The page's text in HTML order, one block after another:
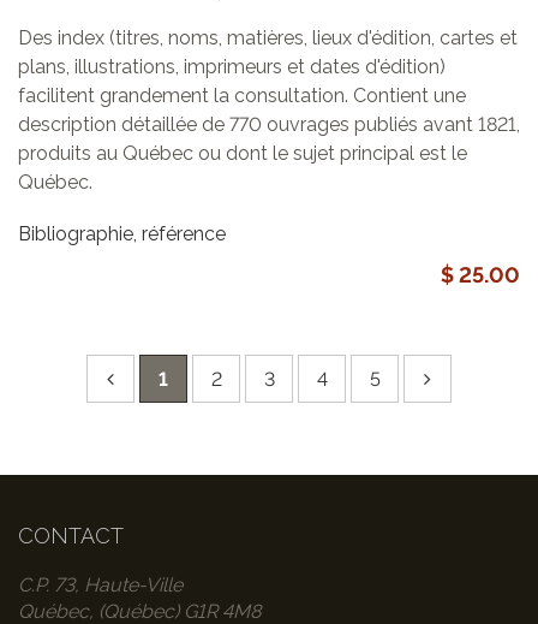
Des index (titres, noms, matières, lieux d'édition, cartes et
plans, illustrations, imprimeurs et dates d'édition)
facilitent grandement la consultation. Contient une
description détaillée de 770 ouvrages publiés avant 1821,
produits au Québec ou dont le sujet principal est le
Québec.
Bibliographie, référence
$ 25.00
1 2 3 4 5
CONTACT
C.P. 73, Haute-Ville
Québec, (Québec) G1R 4M8